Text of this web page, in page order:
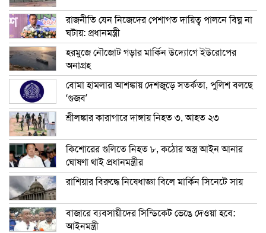
রাজনীতি যেন নিজেদের পেশাগত দায়িত্ব পালনে বিঘ্ন না
ঘটায়: প্রধানমন্ত্রী
হরমুজে নৌজোট গড়ার মার্কিন উদ্যোগে ইউরোপের
অনাগ্রহ
বোমা হামলার আশঙ্কায় দেশজুড়ে সতর্কতা, পুলিশ বলছে
‘গুজব’
শ্রীলঙ্কার কারাগারে দাঙ্গায় নিহত ৩, আহত ২৩
কিশোরের গুলিতে নিহত ৮, কঠোর অস্ত্র আইন আনার
ঘোষণা থাই প্রধানমন্ত্রীর
রাশিয়ার বিরুদ্ধে নিষেধাজ্ঞা বিলে মার্কিন সিনেটে সায়
বাজারে ব্যবসায়ীদের সিন্ডিকেট ভেঙে দেওয়া হবে:
আইনমন্ত্রী